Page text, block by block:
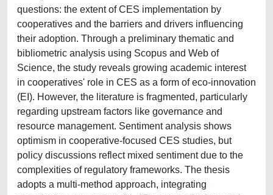
questions: the extent of CES implementation by
cooperatives and the barriers and drivers influencing
their adoption. Through a preliminary thematic and
bibliometric analysis using Scopus and Web of
Science, the study reveals growing academic interest
in cooperatives' role in CES as a form of eco-innovation
(EI). However, the literature is fragmented, particularly
regarding upstream factors like governance and
resource management. Sentiment analysis shows
optimism in cooperative-focused CES studies, but
policy discussions reflect mixed sentiment due to the
complexities of regulatory frameworks. The thesis
adopts a multi-method approach, integrating